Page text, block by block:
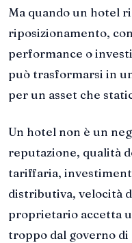
Ma quando un hotel
riposizionamento,
performance o
può trasformarsi in
per un asset che
Un hotel non è un
reputazione, qualità
tariffaria,
distributiva, velocità
proprietario accetta
troppo dal governo di